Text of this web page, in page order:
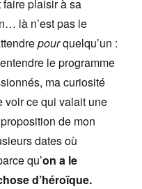
plaisir à sa
là n’est pas le
pourquelqu’un :
le programme
ma curiosité
voir ce qui valait une
de mon
dates où
qu’on a le
d’héroïque.